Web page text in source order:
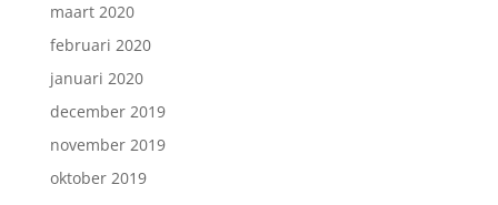
maart 2020
februari 2020
januari 2020
december 2019
november 2019
oktober 2019